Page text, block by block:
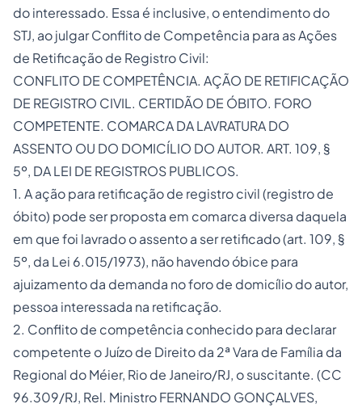
do interessado. Essa é inclusive, o entendimento do
STJ, ao julgar Conflito de Competência para as Ações
de Retificação de Registro Civil:
CONFLITO DE COMPETÊNCIA. AÇÃO DE RETIFICAÇÃO
DE REGISTRO CIVIL. CERTIDÃO DE ÓBITO. FORO
COMPETENTE. COMARCA DA LAVRATURA DO
ASSENTO OU DO DOMICÍLIO DO AUTOR. ART. 109, §
5º, DALEI DE REGISTROS PUBLICOS.
1. A ação para retificação de registro civil (registro de
óbito) pode ser proposta em comarca diversa daquela
em que foi lavrado o assento a ser retificado (art. 109, §
5º, da Lei 6.015/1973), não havendo óbice para
ajuizamento da demanda no foro de domicílio do autor,
pessoa interessada na retificação.
2. Conflito de competência conhecido para declarar
competente o Juízo de Direito da 2ª Vara de Família da
Regional do Méier, Rio de Janeiro/RJ, o suscitante. (CC
96.309/RJ, Rel. Ministro FERNANDO GONÇALVES,